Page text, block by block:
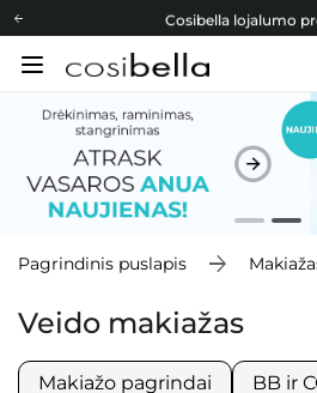
Cosibella lojalumo
Nemokamas pristatymas
Cosibella lojalumo
Nemokamas
Dovanų
Pagrindinis puslapis
Veido makiažas
Makiažo pagrindai BB ir